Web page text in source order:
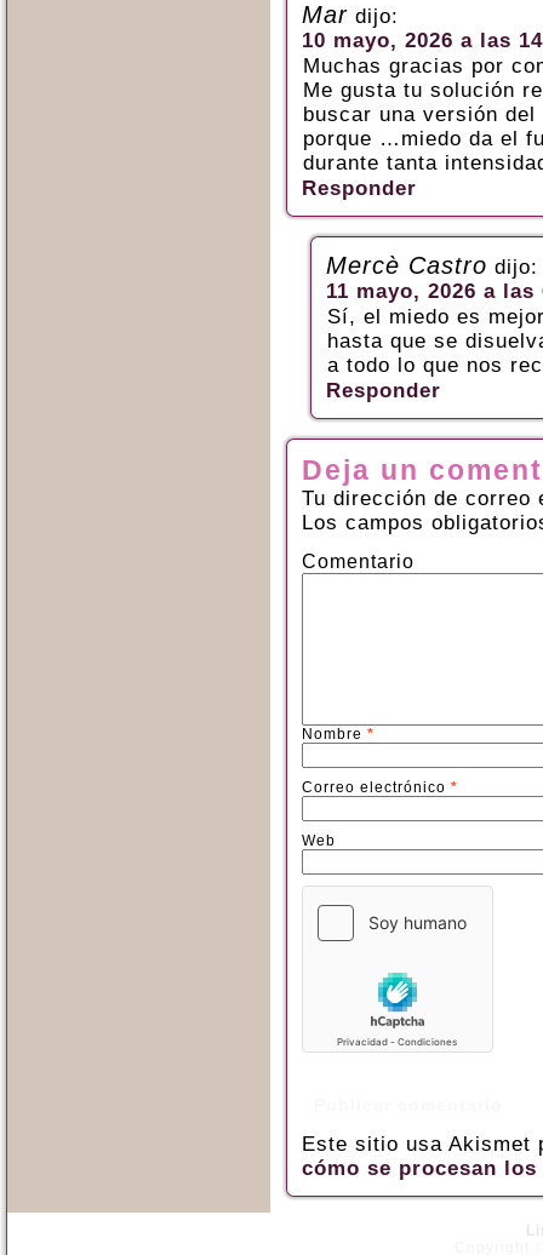
Mar dijo:
10 mayo, 2026 a las
Muchas gracias por
Me gusta tu solución
buscar una versión
porque …miedo da el
durante tanta
Responder
Mercè Castro dijo:
11 mayo, 2026 a las
Sí, el miedo es
hasta que se
a todo lo que nos
Responder
Deja un
Tu dirección de correo
Los campos
Comentario
Nombre *
Correo electrónico *
Web
Este sitio usa
cómo se procesan